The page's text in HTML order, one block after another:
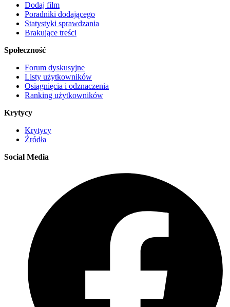
Dodaj film
Poradniki dodającego
Statystyki sprawdzania
Brakujące treści
Społeczność
Forum dyskusyjne
Listy użytkowników
Osiągnięcia i odznaczenia
Ranking użytkowników
Krytycy
Krytycy
Źródła
Social Media